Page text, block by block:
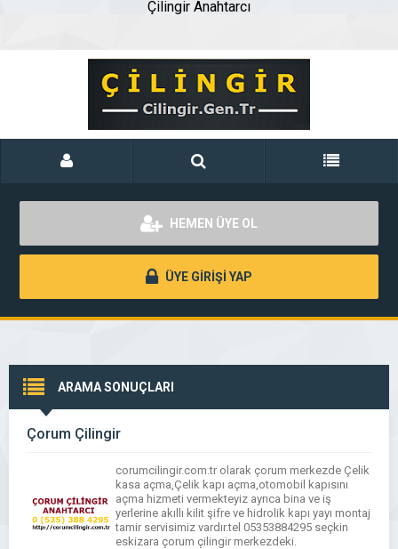
Çilingir Anahtarcı
HEMEN ÜYE OL
ÜYE GİRİŞİ YAP
ARAMA SONUÇLARI
Çorum Çilingir
corumcilingir.com.tr olarak çorum merkezde Çelik
kasa açma,Çelik kapı açma,otomobil kapısını
açma hizmeti vermekteyiz ayrıca bina ve iş
yerlerine akıllı kilit şifre ve hidrolik kapı yayı montaj
tamir servisimiz vardır.tel 05353884295 seçkin
eskizara çorum çilingir merkezdeki.